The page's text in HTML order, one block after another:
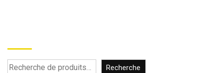
Recherche